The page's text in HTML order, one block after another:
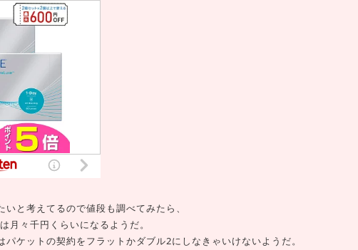
と考えてるので値段も調べてみたら、
月々千円くらいになるようだ。
パケットの契約をフラットかダブル2にしなきゃいけないようだ。